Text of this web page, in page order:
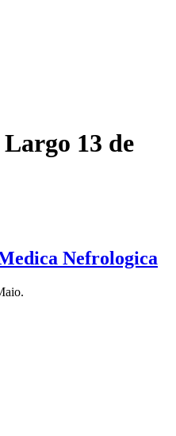
13 de
Nefrologica